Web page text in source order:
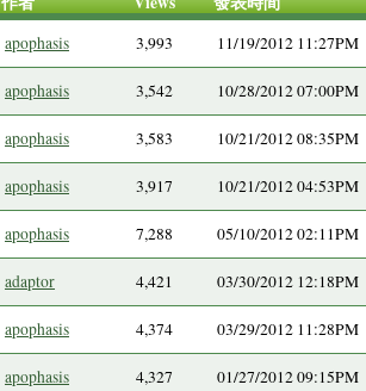
apophasis 3,993 11/19/2012 11:27PM
apophasis 3,542 10/28/2012 07:00PM
apophasis 3,583 10/21/2012 08:35PM
apophasis 3,917 10/21/2012 04:53PM
apophasis 7,288 05/10/2012 02:11PM
adaptor 4,421 03/30/2012 12:18PM
apophasis 4,374 03/29/2012 11:28PM
apophasis 4,327 01/27/2012 09:15PM